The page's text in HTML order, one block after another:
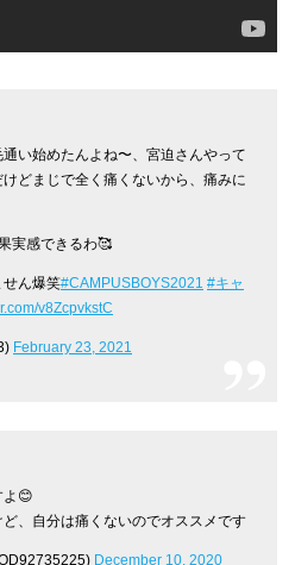
い始めたんよね〜、宮迫さんやって
どまじで全く痛くないから、痛みに
実感できるわ🥰
ん爆笑#CAMPUSBOYS2021 #キャ
v8ZcpvkstC
February 23, 2021
よ😊
、自分は痛くないのでオススメです
December 10, 2020